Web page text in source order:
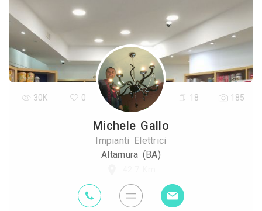
Michele Gallo
Impianti Elettrici
Altamura (BA)
30K 0 18 185